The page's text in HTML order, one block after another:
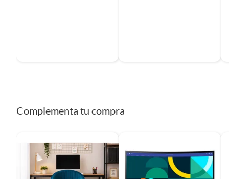
Cantidad de paquetes
Modelo
Incluye una
Complementa tu compra